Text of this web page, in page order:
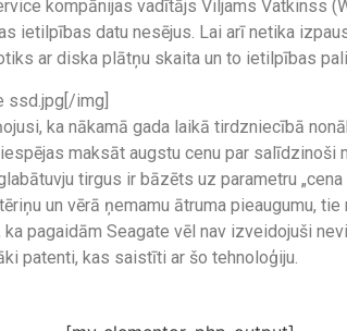
kompānijas vadītājs Viljams Vatkinss
ietilpības datu nesējus. Lai arī netika
ar diska plātņu skaita un to ietilpības
ssd.jpg[/img]
ka nākamā gada laikā tirdzniecībā
maksāt augstu cenu par salīdzinoši
tirgus ir bāzēts uz parametru „cena
un vērā ņemamu ātruma pieaugumu,
pagaidām Seagate vēl nav izveidojuši
patenti, kas saistīti ar šo tehnoloģiju.